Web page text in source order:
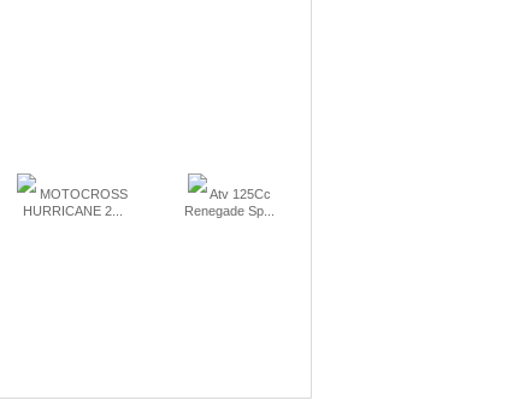
MOTOCROSS
HURRICANE 2...
Atv 125Cc
Renegade Sp...